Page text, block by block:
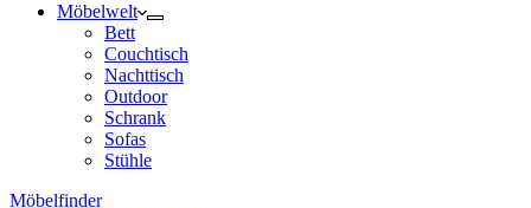
Möbelwelt
Bett
Couchtisch
Nachttisch
Outdoor
Schrank
Sofas
Stühle
Möbelfinder